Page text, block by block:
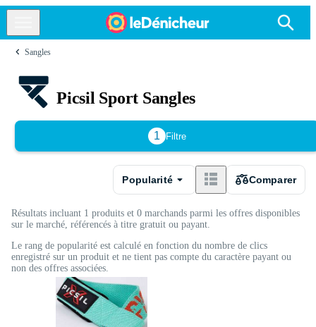
Sangles
Picsil Sport Sangles
1 Filtre
Popularité Comparer
Résultats incluant 1 produits et 0 marchands parmi les offres disponibles
sur le marché, référencés à titre gratuit ou payant.
Le rang de popularité est calculé en fonction du nombre de clics
enregistré sur un produit et ne tient pas compte du caractère payant ou
non des offres associées.